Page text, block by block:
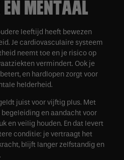
MENTAAL
leeftijd heeft bewezen
Je cardiovasculaire systeem
neemt toe en je risico op
vermindert. Ook je
en hardlopen zorgt voor
helderheid.
juist voor vijftig plus. Met
en aandacht voor
en veilig houden. En dat levert
conditie: je vertraagt het
blijft langer zelfstandig en